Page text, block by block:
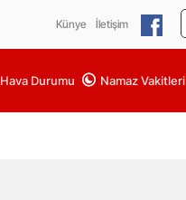
Künye İletişim
Hava Durumu Namaz Vakitleri